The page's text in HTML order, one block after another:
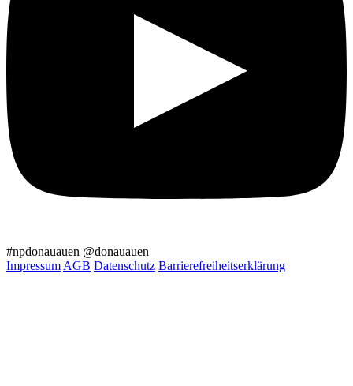
#npdonauauen @donauauen
Impressum AGB Datenschutz Barrierefreiheitserklärung